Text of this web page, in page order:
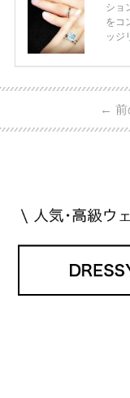
ショ
をコ
ッジ
ング
なの
は、
← 前